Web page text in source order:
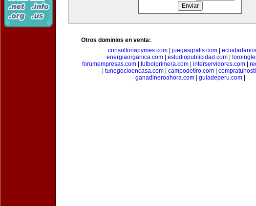
Otros dominios en venta:
consultoriapymes.com
juegasgratis.com
energiaorganica.com| estudiopublicidad.com|
forumempresas.com
futbolprimera.com interservidores.com
tunegocioencasa.com| campodetiro.com|
ganadineroahora.com| guiadeperu.com|